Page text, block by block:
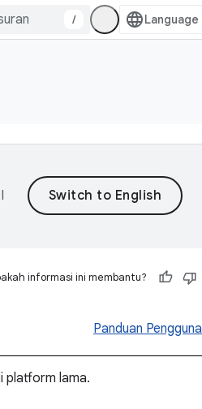
/
informasi ini membantu?
Panduan Pengguna
platform lama.